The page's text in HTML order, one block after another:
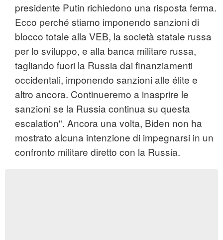
presidente Putin richiedono una risposta ferma.
Ecco perché stiamo imponendo sanzioni di
blocco totale alla VEB, la società statale russa
per lo sviluppo, e alla banca militare russa,
tagliando fuori la Russia dai finanziamenti
occidentali, imponendo sanzioni alle élite e
altro ancora. Continueremo a inasprire le
sanzioni se la Russia continua su questa
escalation". Ancora una volta, Biden non ha
mostrato alcuna intenzione di impegnarsi in un
confronto militare diretto con la Russia.